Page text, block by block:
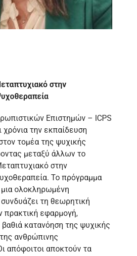
στην
Επιστημών – ICPS
χρόνια την εκπαίδευση
τομέα της ψυχικής
μεταξύ άλλων το
στην
Το πρόγραμμα
ολοκληρωμένη
τη θεωρητική
πρακτική εφαρμογή,
βαθιά κατανόηση της ψυχικής
ανθρώπινης
απόφοιτοι αποκτούν τα